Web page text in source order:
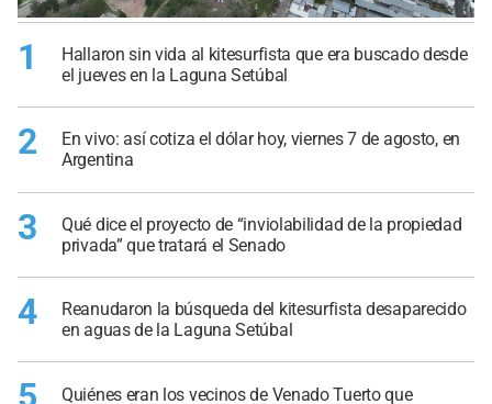
1
Hallaron sin vida al kitesurfista que era buscado desde
el jueves en la Laguna Setúbal
2
En vivo: así cotiza el dólar hoy, viernes 7 de agosto, en
Argentina
3
Qué dice el proyecto de “inviolabilidad de la propiedad
privada” que tratará el Senado
4
Reanudaron la búsqueda del kitesurfista desaparecido
en aguas de la Laguna Setúbal
Quiénes eran los vecinos de Venado Tuerto que